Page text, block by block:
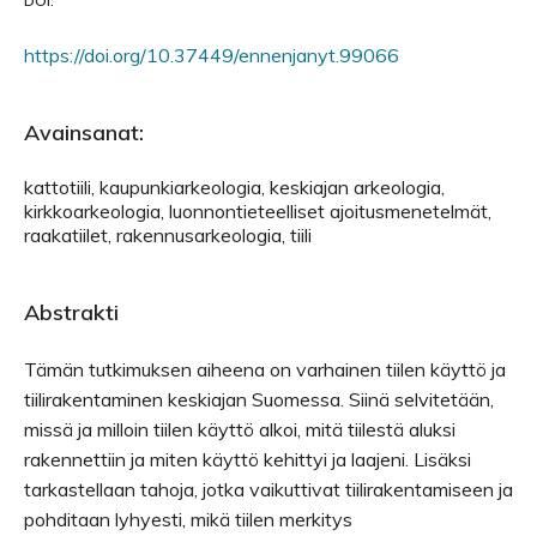
https://doi.org/10.37449/ennenjanyt.99066
Avainsanat:
kattotiili, kaupunkiarkeologia, keskiajan arkeologia,
kirkkoarkeologia, luonnontieteelliset ajoitusmenetelmät,
raakatiilet, rakennusarkeologia, tiili
Abstrakti
Tämän tutkimuksen aiheena on varhainen tiilen käyttö ja
tiilirakentaminen keskiajan Suomessa. Siinä selvitetään,
missä ja milloin tiilen käyttö alkoi, mitä tiilestä aluksi
rakennettiin ja miten käyttö kehittyi ja laajeni. Lisäksi
tarkastellaan tahoja, jotka vaikuttivat tiilirakentamiseen ja
pohditaan lyhyesti, mikä tiilen merkitys